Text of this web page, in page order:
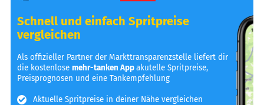
Schnell und einfach Spritpreise
vergleichen
Als offizieller Partner der Markttransparenzstelle liefert dir
die kostenlosemehr-tanken Appakutelle Spritpreise,
Preisprognosen und eine Tankempfehlung
Aktuelle Spritpreise in deiner Nähe vergleichen